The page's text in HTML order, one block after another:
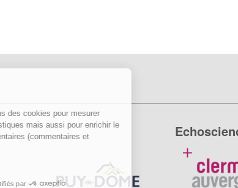
des cookies pour mesurer
mais aussi pour enrichir le
(commentaires et
certifiés par